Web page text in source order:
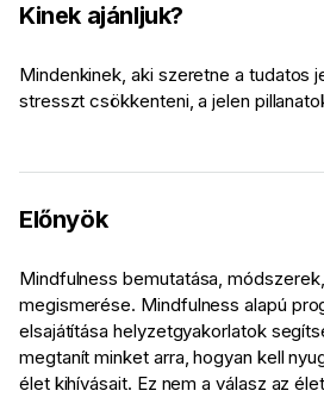
Kinek ajánljuk?
Mindenkinek, aki szeretne a tudatos
stresszt csökkenteni, a jelen
Előnyök
Mindfulness bemutatása,
megismerése. Mindfulness alapú
elsajátítása helyzetgyakorlatok
megtanít minket arra, hogyan kell
élet kihívásait. Ez nem a válasz az